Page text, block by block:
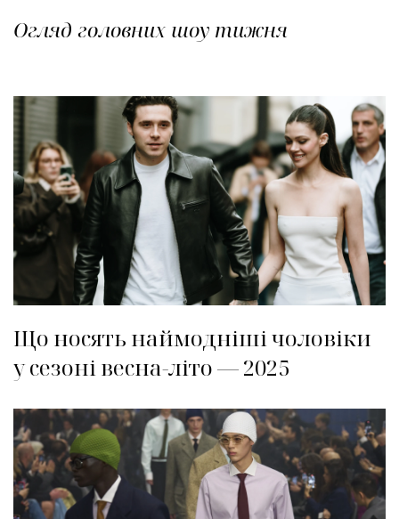
Огляд головних шоу тижня
Що носять наймодніші чоловіки
у сезоні весна-літо — 2025